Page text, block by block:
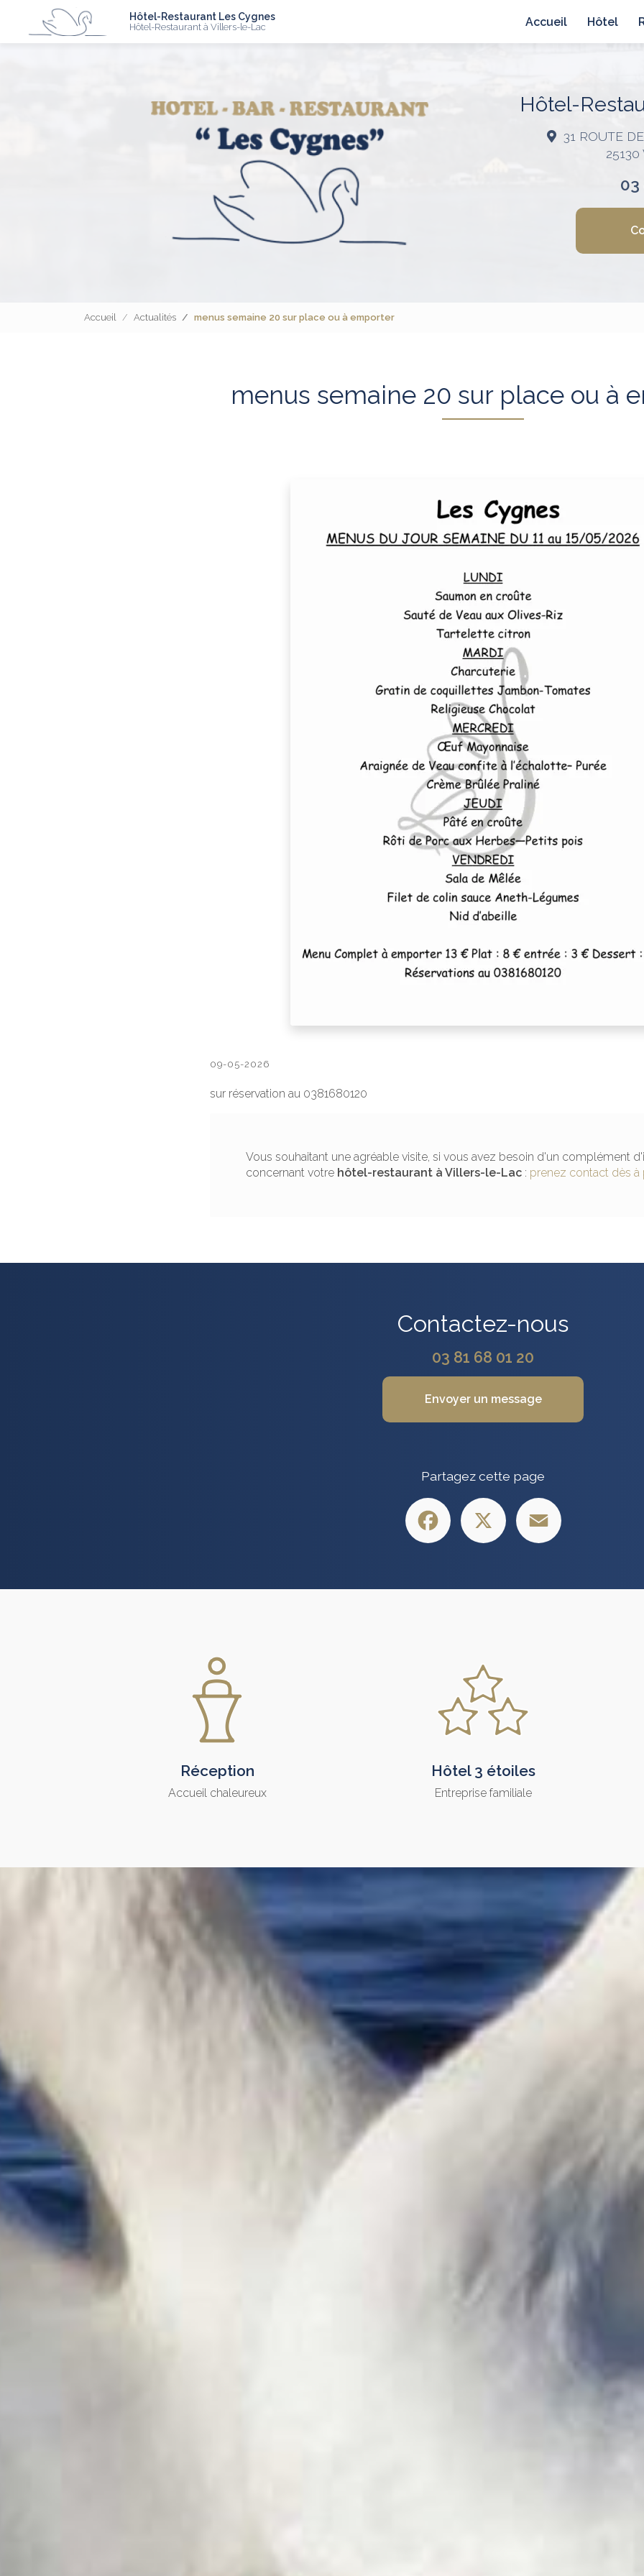
contenu
Hôtel-Restaurant Les Cygnes
Hôtel-Restaurant à Villers-le-Lac
Accueil
Hôtel
Hôtel-
31 ROUTE
03
Accueil Actualités menus semaine 20 sur place ou à emporter
menus semaine 20 sur place ou à
09-05-2026
sur réservation au 0381680120
Vous souhaitant une agréable visite, si vous avez besoin d'un complément
concernant votre hôtel-restaurant à Villers-le-Lac : prenez contact dès à
Contactez-nous
03 81 68 01 20
Envoyer un message
Partagez cette page
Facebook
Réception
Accueil chaleureux
Hôtel 3 étoiles
Entreprise familiale